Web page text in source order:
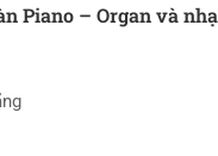
Piano – Organ và